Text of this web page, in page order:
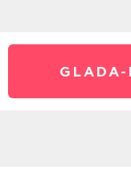
GLADA-